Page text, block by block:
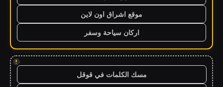
موقع اشراق اون لاين
اركان سياحة وسفر
!
مسك الكلمات في قوقل